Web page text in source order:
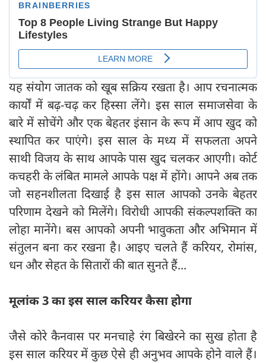
यह संयोग जातक को खूब सक्रिय रखता है। आप रचनात्मक
कार्यों में बढ़-चढ़ कर हिस्सा लेंगे। इस साल समाजसेवा के
बारे में सोचेंगे और एक बेहतर इंसान के रूप में आप खुद को
स्थापित कर पाएंगे। इस साल के मध्य में सफलता अपने
साथी विजय के साथ आपके पास खुद चलकर आएगी। कोर्ट
कचहरी के लंबित मामले आपके पक्ष में होंगे। आपने अब तक
जो सहनशीलता दिखाई है इस साल आपको उनके बेहतर
परिणाम देखने को मिलेंगे। विरोधी आपकी संकल्पशक्ति का
लोहा मानेंगे। बस आपको अपनी भावुकता और अभिमान में
संतुलन बना कर रखना है। आइए चलते हैं करियर, रोमांस,
धन और सेहत के सितारों की बात सुनते हैं...
मूलांक 3 का इस साल करियर कैसा होगा
जैसे कोरे कैनवास पर मनचाहे रंग बिखेरने का सुख होता है
इस साल करियर में कुछ ऐसे ही अनुभव आपके होने वाले हैं।